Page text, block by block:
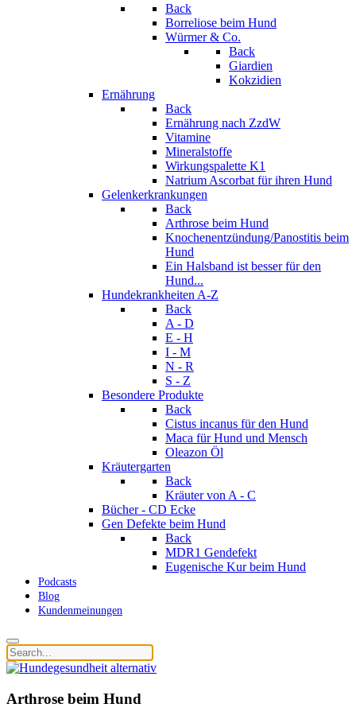
Back
Borreliose beim Hund
Würmer & Co.
Back
Giardien
Kokzidien
Ernährung
Back
Ernährung nach ZzdW
Vitamine
Mineralstoffe
Wirkungspalette K1
Natrium Ascorbat für ihren Hund
Gelenkerkrankungen
Back
Arthrose beim Hund
Knochenentzündung/Panostitis beim
Hund
Ein Halsband ist besser für den
Hund...
Hundekrankheiten A-Z
Back
A - D
E - H
I - M
N - R
S - Z
Besondere Produkte
Back
Cistus incanus für den Hund
Maca für Hund und Mensch
Oleazon Öl
Kräutergarten
Back
Kräuter von A - C
Bücher - CD Ecke
Gen Defekte beim Hund
Back
MDR1 Gendefekt
Eugenische Kur beim Hund
Podcasts
Blog
Kundenmeinungen
Arthrose beim Hund